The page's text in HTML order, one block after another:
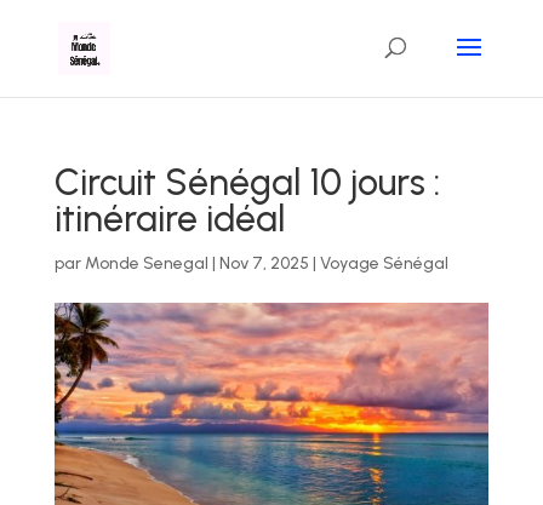
Circuit Sénégal 10 jours :
itinéraire idéal
par Monde Senegal | Nov 7, 2025 | Voyage Sénégal